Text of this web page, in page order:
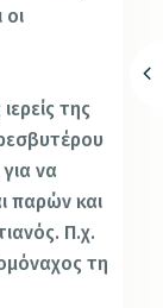
οι
της
να
παρών και
Π.χ.
τη